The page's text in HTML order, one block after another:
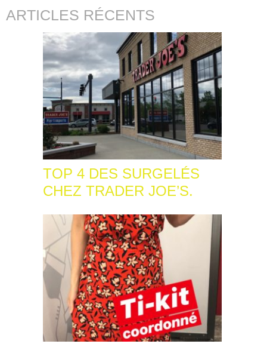
ARTICLES RÉCENTS
TOP 4 DES SURGELÉS
CHEZ TRADER JOE’S.